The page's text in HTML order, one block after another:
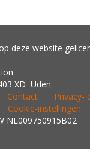
deze website
XD Uden
Contact · Privacy-
Cookie-instellingen
NL009750915B02